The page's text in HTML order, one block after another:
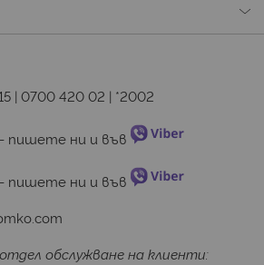
| 0700 420 02 | *2002
- пишете ни и във
- пишете ни и във
обслужване на клиенти: